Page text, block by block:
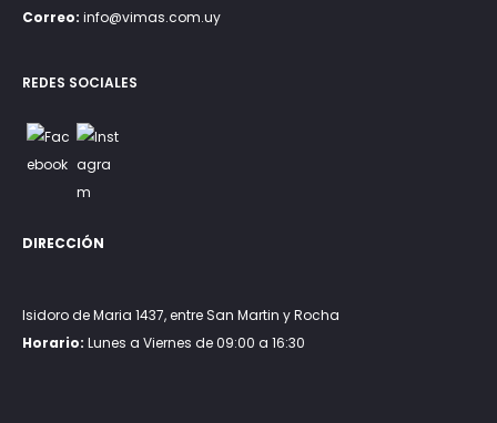
Correo: info@vimas.com.uy
REDES SOCIALES
DIRECCIÓN
Isidoro de Maria 1437, entre San Martin y Rocha
Horario: Lunes a Viernes de 09:00 a 16:30